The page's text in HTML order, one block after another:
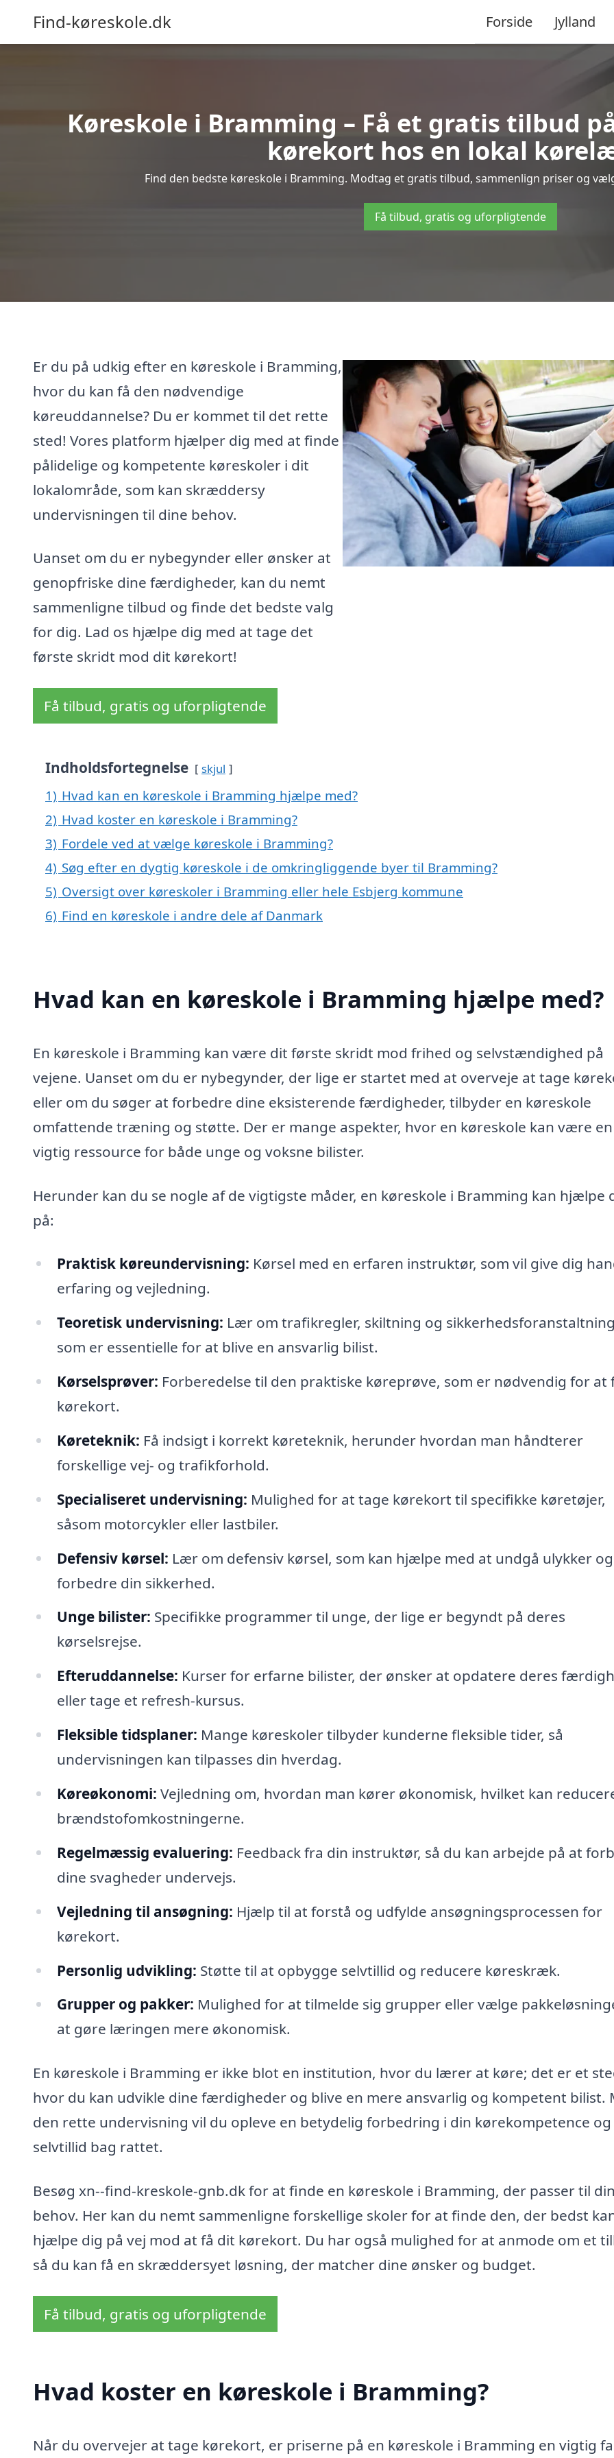
Find-køreskole.dk Forside Jylland
Køreskole i Bramming – Få et gratis tilbud
kørekort hos en lokal
Find den bedste køreskole i Bramming. Modtag et gratis tilbud, sammenlign priser og
Få tilbud, gratis og uforpligtende
Er du på udkig efter en køreskole i Bramming,
hvor du kan få den nødvendige
køreuddannelse? Du er kommet til det rette
sted! Vores platform hjælper dig med at finde
pålidelige og kompetente køreskoler i dit
lokalområde, som kan skræddersy
undervisningen til dine behov.
Uanset om du er nybegynder eller ønsker at
genopfriske dine færdigheder, kan du nemt
sammenligne tilbud og finde det bedste valg
for dig. Lad os hjælpe dig med at tage det
første skridt mod dit kørekort!
Få tilbud, gratis og uforpligtende
Indholdsfortegnelse skjul
1) Hvad kan en køreskole i Bramming hjælpe med?
2) Hvad koster en køreskole i Bramming?
3) Fordele ved at vælge køreskole i Bramming?
4) Søg efter en dygtig køreskole i de omkringliggende byer til Bramming?
5) Oversigt over køreskoler i Bramming eller hele Esbjerg kommune
6) Find en køreskole i andre dele af Danmark
Hvad kan en køreskole i Bramming hjælpe med?
En køreskole i Bramming kan være dit første skridt mod frihed og selvstændighed på
vejene. Uanset om du er nybegynder, der lige er startet med at overveje at tage
eller om du søger at forbedre dine eksisterende færdigheder, tilbyder en køreskole
omfattende træning og støtte. Der er mange aspekter, hvor en køreskole kan være en
vigtig ressource for både unge og voksne bilister.
Herunder kan du se nogle af de vigtigste måder, en køreskole i Bramming kan hjælpe
på:
Praktisk køreundervisning: Kørsel med en erfaren instruktør, som vil give dig
erfaring og vejledning.
Teoretisk undervisning: Lær om trafikregler, skiltning og
som er essentielle for at blive en ansvarlig bilist.
Kørselsprøver: Forberedelse til den praktiske køreprøve, som er nødvendig for at
kørekort.
Køreteknik: Få indsigt i korrekt køreteknik, herunder hvordan man håndterer
forskellige vej- og trafikforhold.
Specialiseret undervisning: Mulighed for at tage kørekort til specifikke køretøjer,
såsom motorcykler eller lastbiler.
Defensiv kørsel: Lær om defensiv kørsel, som kan hjælpe med at undgå ulykker og
forbedre din sikkerhed.
Unge bilister: Specifikke programmer til unge, der lige er begyndt på deres
kørselsrejse.
Efteruddannelse: Kurser for erfarne bilister, der ønsker at opdatere deres
eller tage et refresh-kursus.
Fleksible tidsplaner: Mange køreskoler tilbyder kunderne fleksible tider, så
undervisningen kan tilpasses din hverdag.
Køreøkonomi: Vejledning om, hvordan man kører økonomisk, hvilket kan
brændstofomkostningerne.
Regelmæssig evaluering: Feedback fra din instruktør, så du kan arbejde på at
dine svagheder undervejs.
Vejledning til ansøgning: Hjælp til at forstå og udfylde ansøgningsprocessen for
kørekort.
Personlig udvikling: Støtte til at opbygge selvtillid og reducere køreskræk.
Grupper og pakker: Mulighed for at tilmelde sig grupper eller vælge
at gøre læringen mere økonomisk.
En køreskole i Bramming er ikke blot en institution, hvor du lærer at køre; det er et
hvor du kan udvikle dine færdigheder og blive en mere ansvarlig og kompetent bilist.
den rette undervisning vil du opleve en betydelig forbedring i din kørekompetence og
selvtillid bag rattet.
Besøg xn--find-kreskole-gnb.dk for at finde en køreskole i Bramming, der passer til
behov. Her kan du nemt sammenligne forskellige skoler for at finde den, der bedst
hjælpe dig på vej mod at få dit kørekort. Du har også mulighed for at anmode om et
så du kan få en skræddersyet løsning, der matcher dine ønsker og budget.
Få tilbud, gratis og uforpligtende
Hvad koster en køreskole i Bramming?
Når du overvejer at tage kørekort, er priserne på en køreskole i Bramming en vigtig